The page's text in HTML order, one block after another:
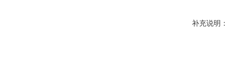
补充说明：